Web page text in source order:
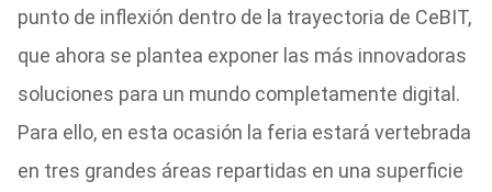
punto de inflexión dentro de la trayectoria de CeBIT,
que ahora se plantea exponer las más innovadoras
soluciones para un mundo completamente digital.
Para ello, en esta ocasión la feria estará vertebrada
en tres grandes áreas repartidas en una superficie